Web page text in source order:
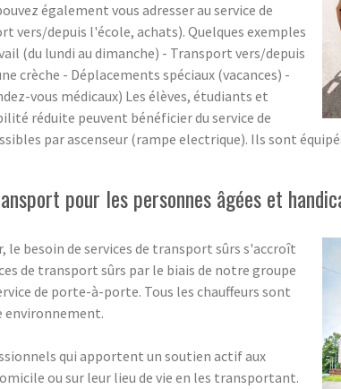
également vous adresser au service de
depuis l'école, achats). Quelques exemples
(du lundi au dimanche) - Transport vers/depuis
crèche - Déplacements spéciaux (vacances) -
vous médicaux) Les élèves, étudiants et
réduite peuvent bénéficier du service de
par ascenseur (rampe electrique). Ils sont
pour les personnes âgées et
le besoin de services de transport sûrs s'accroît
de transport sûrs par le biais de notre groupe
de porte-à-porte. Tous les chauffeurs sont
environnement.
qui apportent un soutien actif aux
ou sur leur lieu de vie en les transportant.